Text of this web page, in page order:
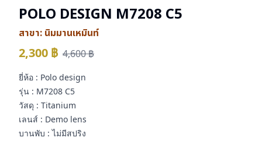
POLO DESIGN M7208 C5
สาขา: นิมมานเหมินท์
2,300 ฿ 4,600฿
ยี่ห้อ : Polo design
รุ่น : M7208 C5
วัสดุ : Titanium
เลนส์ : Demo lens
บานพับ : ไม่มีสปริง